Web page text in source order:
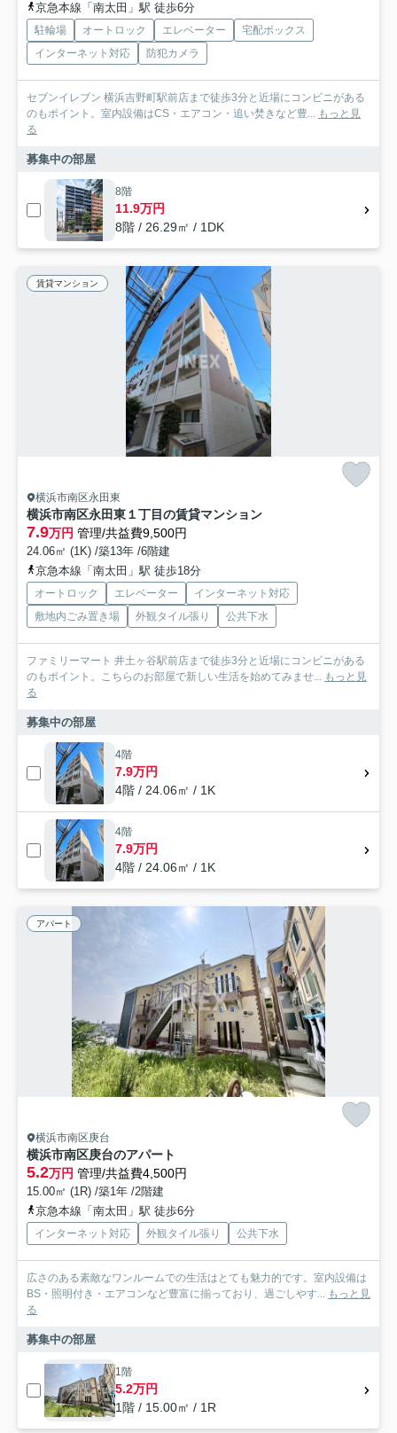
京急本線「南太田」駅 徒歩6分
駐輪場 オートロック エレベーター
宅配ボックス
インターネット対応
防犯カメラ
セブンイレブン 横浜吉野町駅前店まで徒歩3分と近場にコンビニがある
のもポイント。室内設備はCS・エアコン・追い焚きなど豊... もっと見
る
募集中の部屋
8階
11.9万円
8階 / 26.29㎡ / 1DK
賃貸マンション
横浜市南区永田東
横浜市南区永田東１丁目の賃貸マンション
7.9万円 管理/共益費9,500円
24.06㎡ (1K) /築13年 /6階建
京急本線「南太田」駅 徒歩18分
オートロック エレベーター
インターネット対応
敷地内ごみ置き場
外観タイル張り 公共下水
ファミリーマート 井土ヶ谷駅前店まで徒歩3分と近場にコンビニがある
のもポイント。こちらのお部屋で新しい生活を始めてみませ... もっと見
る
募集中の部屋
4階
7.9万円
4階 / 24.06㎡ / 1K
4階
7.9万円
4階 / 24.06㎡ / 1K
アパート
横浜市南区庚台
横浜市南区庚台のアパート
5.2万円 管理/共益費4,500円
15.00㎡ (1R) /築1年 /2階建
京急本線「南太田」駅 徒歩6分
インターネット対応 外観タイル張り 公共下水
広さのある素敵なワンルームでの生活はとても魅力的です。室内設備は
BS・照明付き・エアコンなど豊富に揃っており、過ごしやす... もっと見
る
募集中の部屋
1階
5.2万円
1階 / 15.00㎡ / 1R